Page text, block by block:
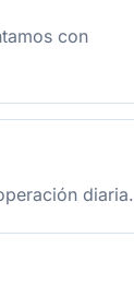
con
diaria.